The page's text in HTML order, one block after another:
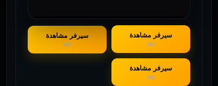
سيرفر مشاهدة
HD
سيرفر مشاهدة
HD
سيرفر مشاهدة
HD